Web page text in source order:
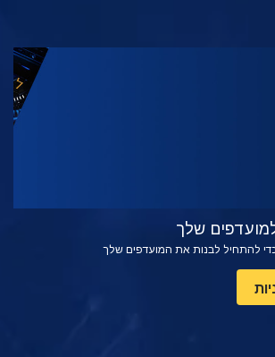
בדוק את הסדרה
שלך
להתחיל לבנות את המועדפים שלך